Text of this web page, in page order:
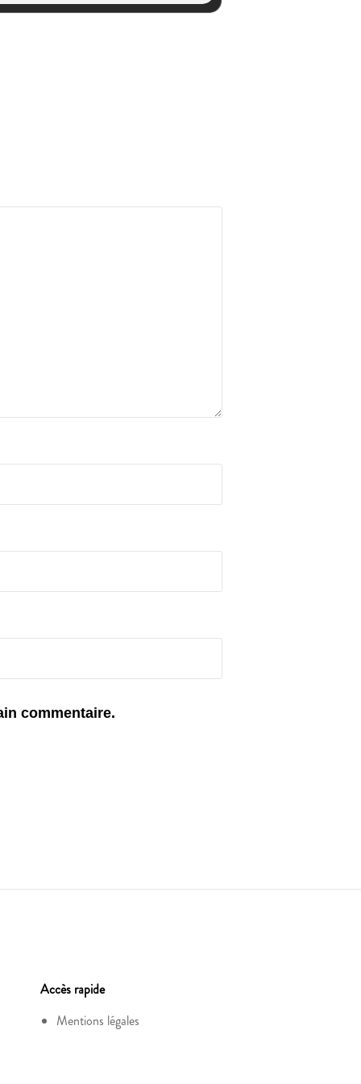
commentaire.
Accès rapide
Mentions légales